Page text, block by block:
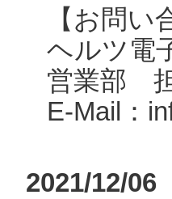
【お問い
ヘルツ電
営業部
E-Mail：
2021/12/06